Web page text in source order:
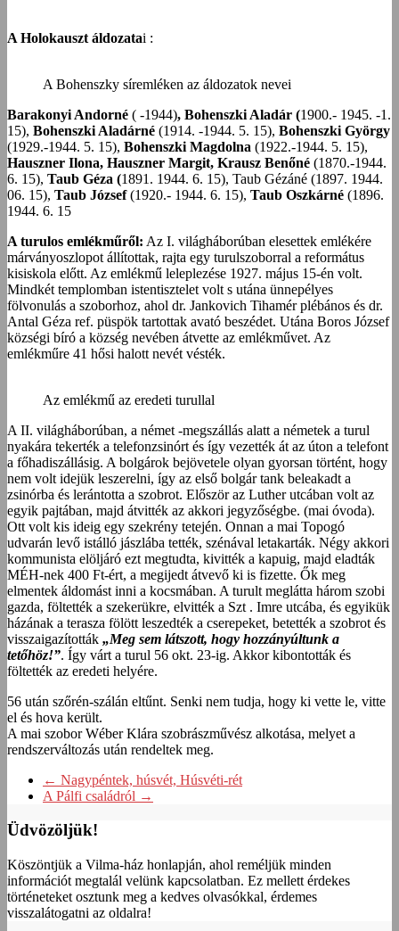
A Holokauszt áldozatai :
A Bohenszky síremléken az áldozatok nevei
Barakonyi Andorné ( -1944), Bohenszki Aladár (1900.- 1945. -1.
15), Bohenszki Aladárné (1914. -1944. 5. 15), Bohenszki György
(1929.-1944. 5. 15), Bohenszki Magdolna (1922.-1944. 5. 15),
Hauszner Ilona, Hauszner Margit, Krausz Benőné (1870.-1944.
6. 15), Taub Géza (1891. 1944. 6. 15), Taub Gézáné (1897. 1944.
06. 15), Taub József(1920.- 1944. 6. 15), Taub Oszkárné (1896.
1944. 6. 15
A turulos emlékműről: Az I. világháborúban elesettek emlékére
márványoszlopot állítottak, rajta egy turulszoborral a református
kisiskola előtt. Az emlékmű leleplezése 1927. május 15-én volt.
Mindkét templomban istentisztelet volt s utána ünnepélyes
fölvonulás a szoborhoz, ahol dr. Jankovich Tihamér plébános és dr.
Antal Géza ref. püspök tartottak avató beszédet. Utána Boros József
községi bíró a község nevében átvette az emlékművet. Az
emlékműre 41 hősi halott nevét vésték.
Az emlékmű az eredeti turullal
A II. világháborúban, a német -megszállás alatt a németek a turul
nyakára tekerték a telefonzsinórt és így vezették át az úton a telefont
a főhadiszállásig. A bolgárok bejövetele olyan gyorsan történt, hogy
nem volt idejük leszerelni, így az első bolgár tank beleakadt a
zsinórba és lerántotta a szobrot. Először az Luther utcában volt az
egyik pajtában, majd átvitték az akkori jegyzőségbe. (mai óvoda).
Ott volt kis ideig egy szekrény tetején. Onnan a mai Topogó
udvarán levő istálló jászlába tették, szénával letakarták. Négy akkori
kommunista elöljáró ezt megtudta, kivitték a kapuig, majd eladták
MÉH-nek 400 Ft-ért, a megijedt átvevő ki is fizette. Ők meg
elmentek áldomást inni a kocsmában. A turult meglátta három szobi
gazda, föltették a szekerükre, elvitték a Szt . Imre utcába, és egyikük
házának a terasza fölött leszedték a cserepeket, betették a szobrot és
visszaigazították „Meg sem látszott, hogy hozzányúltunk a
tetőhöz!”. Így várt a turul 56 okt. 23-ig. Akkor kibontották és
föltették az eredeti helyére.
56 után szőrén-szálán eltűnt. Senki nem tudja, hogy ki vette le, vitte
el és hova került.
A mai szobor Wéber Klára szobrászművész alkotása, melyet a
rendszerváltozás után rendeltek meg.
← Nagypéntek, húsvét, Húsvéti-rét
A Pálfi családról →
Üdvözöljük!
Köszöntjük a Vilma-ház honlapján, ahol reméljük minden
információt megtalál velünk kapcsolatban. Ez mellett érdekes
történeteket osztunk meg a kedves olvasókkal, érdemes
visszalátogatni az oldalra!